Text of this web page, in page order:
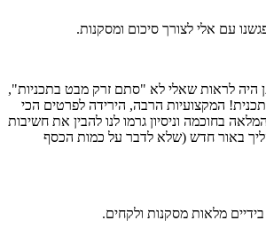
עם אלי לצורך סיכום ומסקנות.
היה לראות שאלי לא "סתם זרק מבט בתכניות",
המקצועיות הרבה, הירידה לפרטים הכי
בחוכמה וניסיון גרמו לנו להבין את חשיבות
באור חדש (שלא לדבר על כמות הכסף
מלאות מסקנות ולקחים.